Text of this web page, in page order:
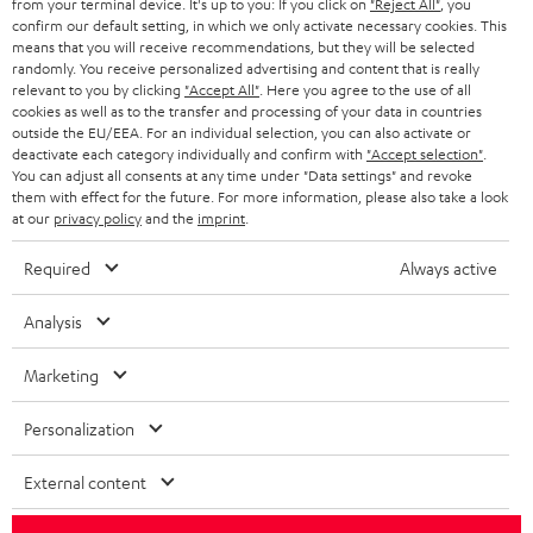
BLUETOOTH-LAUTSPRECHER
KOPFHÖRER
BLUETOOTH-KOPFHÖRER
STEREOANLAGEN
LAUTSPRECHER
ULTIMA-SERIE
IN-EAR-KOPFHÖRER
FANSHOP
NEUHEITEN
PARTNERPROGRAMM
BLOG
NEWSLETTER
STORES
DEINE VORTEILE BEI TEUFEL
TEUFEL STORY
UNSER MANAGEMENT
NACHHALTIGKEIT
UNSERE WERTE
BARRIEREFREIHEIT
SCHWEIZ
NIEDERLANDE
BELGIEN
FRANKREICH
POLEN
SPANIEN
ITALIEN
Technische Änderungen, Tippfehler und Irrtum vorbehalten. Das auf unseren
Fotos abgebildete Zubehör ist nicht im Lieferumfang enthalten. Etwaige
Vertrag widerrufen
confirm our default setting, in which we only activate necessary cookies. This
means that you will receive recommendations, but they will be selected
randomly. You receive personalized advertising and content that is really
relevant to you by clicking "Accept All" . Here you agree to the use of all
cookies as well as to the transfer and processing of your data in countries
outside the EU/EEA. For an individual selection, you can also activate or
deactivate each category individually and confirm with "Accept selection"
You can adjust all consents at any time under "Data settings" and revoke
them with effect for the future. For more information, please also take a look
at our privacy policyand the imprint
Required Always active
Analysis
Marketing
Personalization
External content